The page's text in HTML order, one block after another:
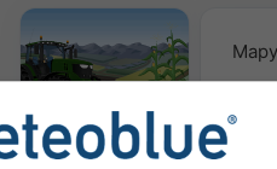
Meteogram
AGRO